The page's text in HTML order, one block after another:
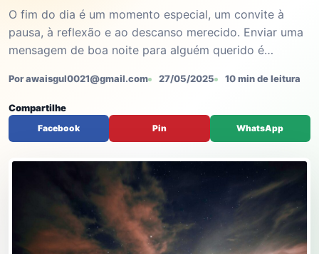
O fim do dia é um momento especial, um convite à
pausa, à reflexão e ao descanso merecido. Enviar uma
mensagem de boa noite para alguém querido é…
Por awaisgul0021@gmail.com 27/05/2025 10 min de leitura
Compartilhe
Facebook Pin WhatsApp